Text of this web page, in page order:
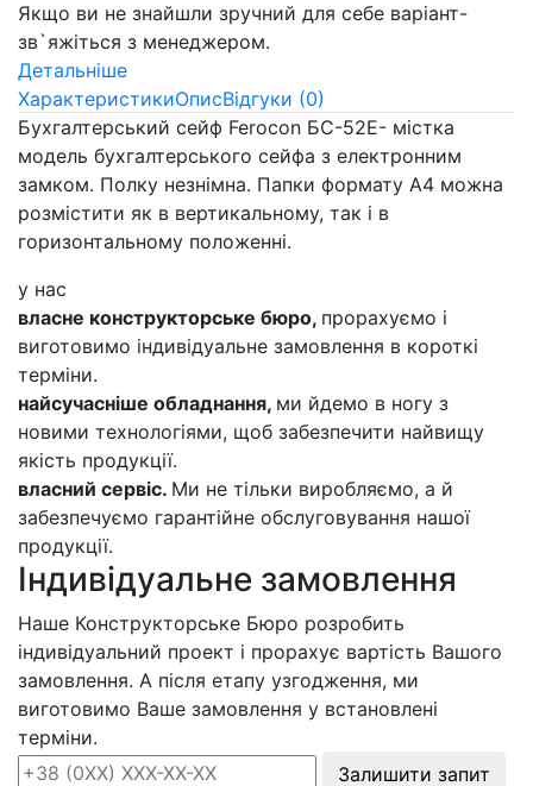
Якщо ви не знайшли зручний для себе варіант-
зв`яжіться з менеджером.
Детальніше
ХарактеристикиОписВідгуки (0)
Бухгалтерський сейф Ferocon БС-52Е- містка
модель бухгалтерського сейфа з електронним
замком. Полку незнімна. Папки формату А4 можна
розмістити як в вертикальному, так і в
горизонтальному положенні.
у нас
власне конструкторське бюро, прорахуємо і
виготовимо індивідуальне замовлення в короткі
терміни.
найсучасніше обладнання, ми йдемо в ногу з
новими технологіями, щоб забезпечити найвищу
якість продукції.
власний сервіс. Ми не тільки виробляємо, а й
забезпечуємо гарантійне обслуговування нашої
продукції.
Індивідуальне замовлення
Наше Конструкторське Бюро розробить
індивідуальний проект і прорахує вартість Вашого
замовлення. А після етапу узгодження, ми
виготовимо Ваше замовлення у встановлені
терміни.
Залишити запит